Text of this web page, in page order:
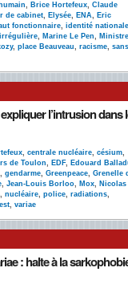
, Brice Hortefeux, Claude
de cabinet, Elysée, ENA, Eric
fonctionnaire, identité nationale
, Marine Le Pen, Ministre
, place Beauveau, racisme, sans
, centrale nucléaire, césium,
de Toulon, EDF, Edouard
, gendarme, Greenpeace, Grenelle
, Jean-Louis Borloo, Mox, Nicolas
, nucléaire, police, radiations,
, variae
: halte à la